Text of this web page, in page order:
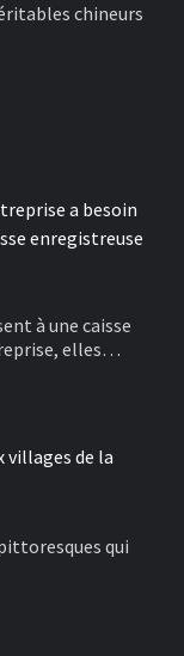
chineurs
a besoin
enregistreuse
à une caisse
elles…
villages de la
qui